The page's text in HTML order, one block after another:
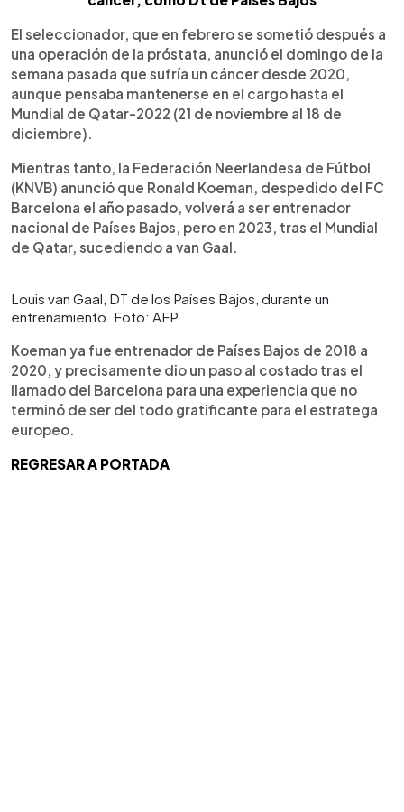
El seleccionador, que en febrero se sometió después a
una operación de la próstata, anunció el domingo de la
semana pasada que sufría un cáncer desde 2020,
aunque pensaba mantenerse en el cargo hasta el
Mundial de Qatar-2022 (21 de noviembre al 18 de
diciembre).
Mientras tanto, la Federación Neerlandesa de Fútbol
(KNVB) anunció que Ronald Koeman, despedido del FC
Barcelona el año pasado, volverá a ser entrenador
nacional de Países Bajos, pero en 2023, tras el Mundial
de Qatar, sucediendo a van Gaal.
Louis van Gaal, DT de los Países Bajos, durante un
entrenamiento. Foto: AFP
Koeman ya fue entrenador de Países Bajos de 2018 a
2020, y precisamente dio un paso al costado tras el
llamado del Barcelona para una experiencia que no
terminó de ser del todo gratificante para el estratega
europeo.
REGRESAR A PORTADA